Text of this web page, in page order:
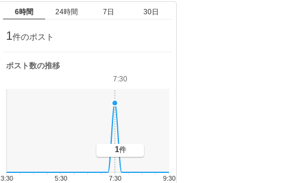
6時間 24時間 7日 30日
1件のポスト
ポスト数の推移
9:30
7:30
5:30
3:30
7:30
1件